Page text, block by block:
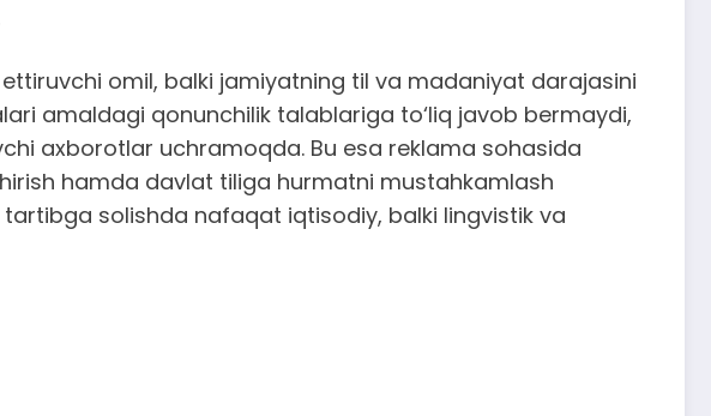
omil, balki jamiyatning til va madaniyat darajasini
amaldagi qonunchilik talablariga to‘liq javob bermaydi,
axborotlar uchramoqda. Bu esa reklama sohasida
hamda davlat tiliga hurmatni mustahkamlash
solishda nafaqat iqtisodiy, balki lingvistik va